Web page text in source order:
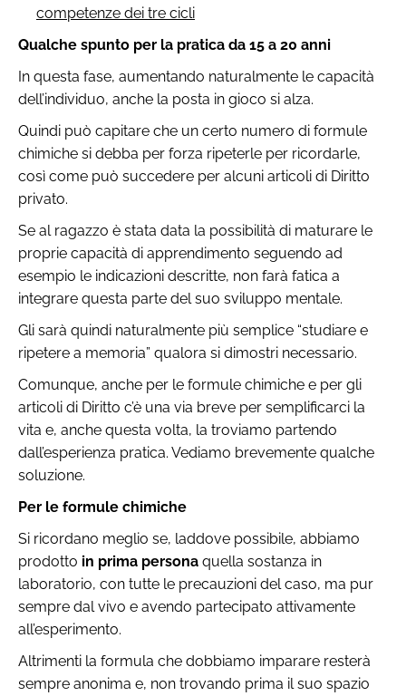
competenze dei tre cicli
Qualche spunto per la pratica da 15 a 20 anni
In questa fase, aumentando naturalmente le capacità
dell’individuo, anche la posta in gioco si alza.
Quindi può capitare che un certo numero di formule
chimiche si debba per forza ripeterle per ricordarle,
così come può succedere per alcuni articoli di Diritto
privato.
Se al ragazzo è stata data la possibilità di maturare le
proprie capacità di apprendimento seguendo ad
esempio le indicazioni descritte, non farà fatica a
integrare questa parte del suo sviluppo mentale.
Gli sarà quindi naturalmente più semplice “studiare e
ripetere a memoria” qualora si dimostri necessario.
Comunque, anche per le formule chimiche e per gli
articoli di Diritto c’è una via breve per semplificarci la
vita e, anche questa volta, la troviamo partendo
dall’esperienza pratica. Vediamo brevemente qualche
soluzione.
Per le formule chimiche
Si ricordano meglio se, laddove possibile, abbiamo
prodotto in prima persona quella sostanza in
laboratorio, con tutte le precauzioni del caso, ma pur
sempre dal vivo e avendo partecipato attivamente
all’esperimento.
Altrimenti la formula che dobbiamo imparare resterà
sempre anonima e, non trovando prima il suo spazio